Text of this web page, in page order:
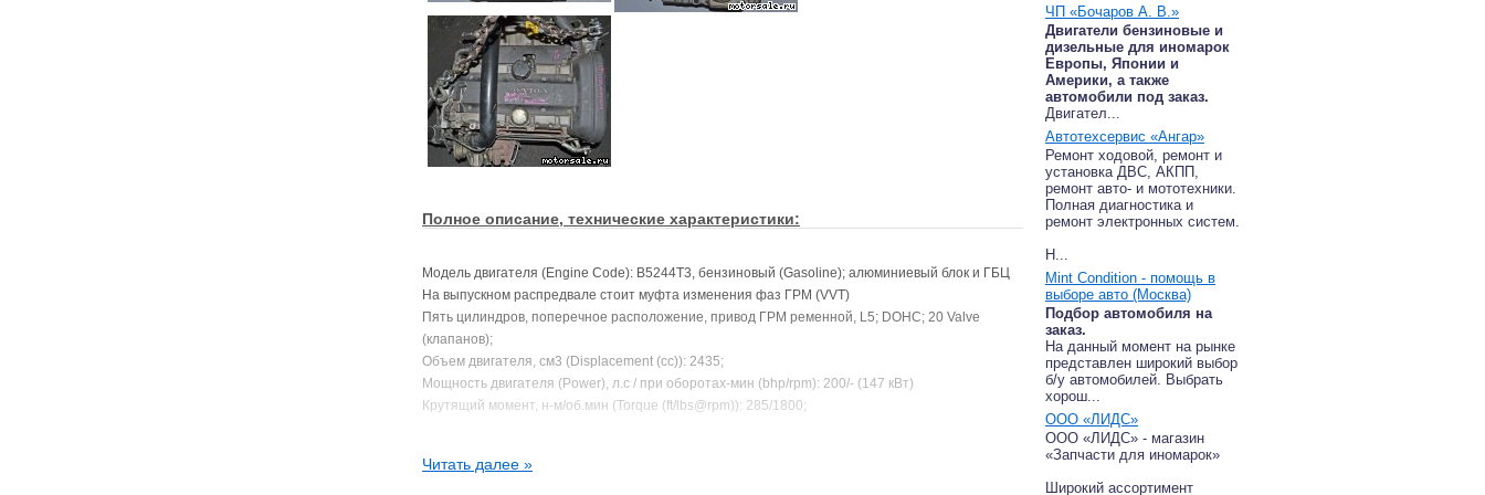
Полное описание, технические характеристики:
Модель двигателя (Engine Code): B5244T3, бензиновый (Gasoline); алюминиевый блок и ГБЦ
На выпускном распредвале стоит муфта изменения фаз ГРМ (VVT)
Пять цилиндров, поперечное расположение, привод ГРМ ременной, L5; DOHC; 20 Valve
(клапанов);
Объем двигателя, см3 (Displacement (cc)): 2435;
Мощность двигателя (Power), л.с / при оборотах-мин (bhp/rpm): 200/- (147 кВт)
Крутящий момент, н-м/об.мин (Torque (ft/lbs@rpm)): 285/1800;
Читать далее »
ЧП «Бочаров А. В.»
Двигатели бензиновые и
дизельные для иномарок
Европы, Японии и
Америки, а также
автомобили под заказ.
Двигател...
Автотехсервис «Ангар»
Ремонт ходовой, ремонт и
установка ДВС, АКПП,
ремонт авто- и мототехники.
Полная диагностика и
ремонт электронных систем.
Н...
Mint Condition - помощь в
выборе авто (Москва)
Подбор автомобиля на
заказ.
На данный момент на рынке
представлен широкий выбор
б/у автомобилей. Выбрать
хорош...
ООО «ЛИДС»
ООО «ЛИДС» - магазин
«Запчасти для иномарок»
Широкий ассортимент